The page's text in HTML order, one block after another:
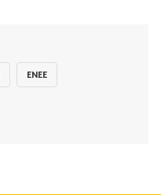
ENEE